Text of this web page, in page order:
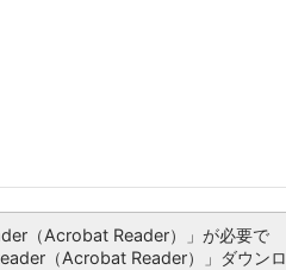
（Acrobat Reader）」が必要で
（Acrobat Reader）」ダウンロ